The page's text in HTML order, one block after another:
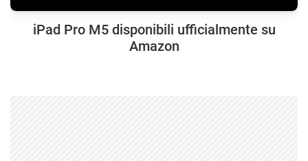
iPad Pro M5 disponibili ufficialmente su
Amazon